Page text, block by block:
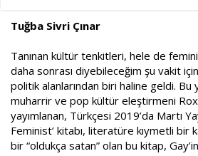
t
n
r
h
i
Tuğba Sivri Çınar
Tanınan kültür tenkitleri, hele de
daha sonrası diyebileceğim şu vakit için
politik alanlarından biri haline geldi.
muharrir ve pop kültür eleştirmeni
yayımlanan, Türkçesi 2019’da Martı
Feminist’ kitabı, literatüre kıymetli bir
bir “oldukça satan” olan bu kitap,